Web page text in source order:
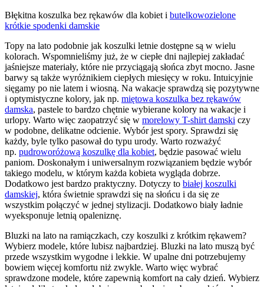
Błękitna koszulka bez rękawów dla kobiet i butelkowozielone
krótkie spodenki damskie
Topy na lato podobnie jak koszulki letnie dostępne są w wielu
kolorach. Wspomnieliśmy już, że w ciepłe dni najlepiej zakładać
jaśniejsze materiały, które nie przyciągają słońca zbyt mocno. Jasne
barwy są także wyróżnikiem ciepłych miesięcy w roku. Intuicyjnie
sięgamy po nie latem i wiosną. Na wakacje sprawdzą się pozytywne
i optymistyczne kolory, jak np. miętowa koszulka bez rękawów
damska, pastele to bardzo chętnie wybierane kolory na wakacje i
urlopy. Warto więc zaopatrzyć się w morelowy T-shirt damski czy
w podobne, delikatne odcienie. Wybór jest spory. Sprawdzi się
każdy, byle tylko pasował do typu urody. Warto rozważyć
np. pudroworóżową koszulkę dla kobiet, będzie pasować wielu
paniom. Doskonałym i uniwersalnym rozwiązaniem będzie wybór
takiego modelu, w którym każda kobieta wygląda dobrze.
Dodatkowo jest bardzo praktyczny. Dotyczy to białej koszulki
damskiej, która świetnie sprawdzi się na słońcu i da się ze
wszystkim połączyć w jednej stylizacji. Dodatkowo biały ładnie
wyeksponuje letnią opaleniznę.
Bluzki na lato na ramiączkach, czy koszulki z krótkim rękawem?
Wybierz modele, które lubisz najbardziej. Bluzki na lato muszą być
przede wszystkim wygodne i lekkie. W upalne dni potrzebujemy
bowiem więcej komfortu niż zwykle. Warto więc wybrać
sprawdzone modele, które zapewnią komfort na cały dzień. Wybierz